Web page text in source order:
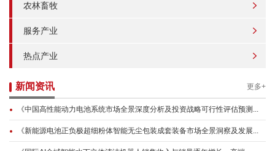
农林畜牧
服务产业
热点产业
新闻资讯 更多+
《中国高性能动力电池系统市场全景深度分析及投资战略可行性评估预测...
《新能源电池正负极超细粉体智能无尘包装成套装备市场全景洞察及发展...